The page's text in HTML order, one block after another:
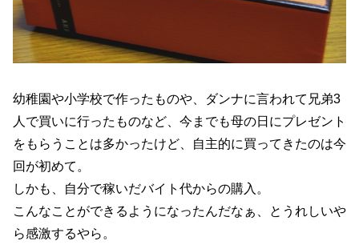
幼稚園や小学校で作ったものや、ダンナに言われて兄弟3
人で買いに行ったものなど、今までも母の日にプレゼント
をもらうことは多かったけど、自主的に買ってきたのは今
回が初めて。
しかも、自分で稼いだバイト代からの購入。
こんなことができるようになったんだなぁ、とうれしいや
ら感激するやら。